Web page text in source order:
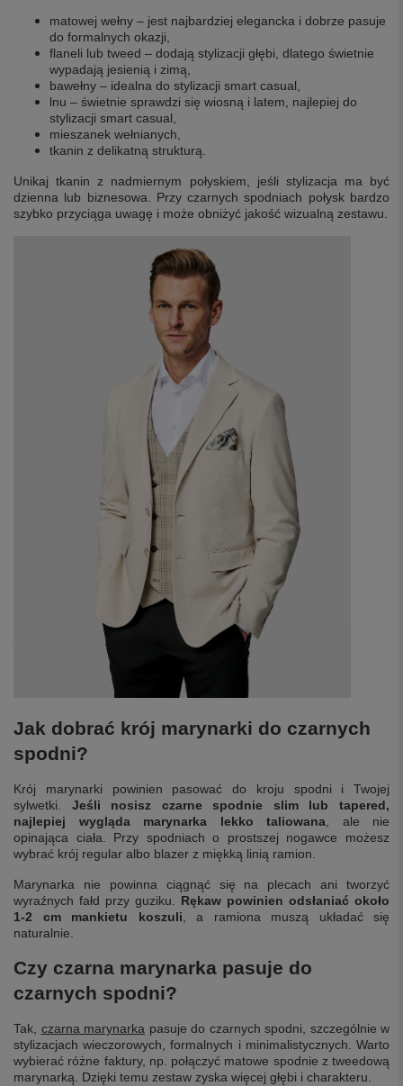
matowej wełny – jest najbardziej elegancka i dobrze pasuje
do formalnych okazji,
flaneli lub tweed – dodają stylizacji głębi, dlatego świetnie
wypadają jesienią i zimą,
bawełny – idealna do stylizacji smart casual,
lnu – świetnie sprawdzi się wiosną i latem, najlepiej do
stylizacji smart casual,
mieszanek wełnianych,
tkanin z delikatną strukturą.
Unikaj tkanin z nadmiernym połyskiem, jeśli stylizacja ma być
dzienna lub biznesowa. Przy czarnych spodniach połysk bardzo
szybko przyciąga uwagę i może obniżyć jakość wizualną zestawu.
Jak dobrać krój marynarki do czarnych
spodni?
Krój marynarki powinien pasować do kroju spodni i Twojej
sylwetki.
Jeśli nosisz czarne spodnie slim lub tapered,
najlepiej wygląda marynarka lekko taliowana , ale nie
opinająca ciała. Przy spodniach o prostszej nogawce możesz
wybrać krój regular albo blazer z miękką linią ramion.
Marynarka nie powinna ciągnąć się na plecach ani tworzyć
wyraźnych fałd przy guziku. Rękaw powinien odsłaniać około
1-2 cm mankietu koszuli , a ramiona muszą układać się
naturalnie.
Czy czarna marynarka pasuje do
czarnych spodni?
Tak, czarna marynarka pasuje do czarnych spodni, szczególnie w
stylizacjach wieczorowych, formalnych i minimalistycznych. Warto
wybierać różne faktury, np. połączyć matowe spodnie z tweedową
marynarką. Dzięki temu zestaw zyska więcej głębi i charakteru.